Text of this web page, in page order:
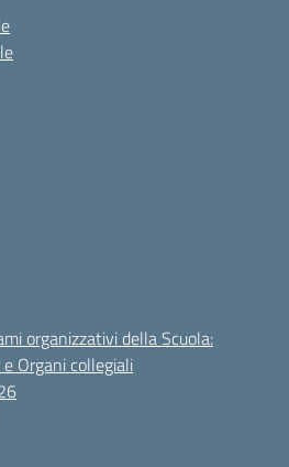
organizzativi della Scuola:
Organi collegiali